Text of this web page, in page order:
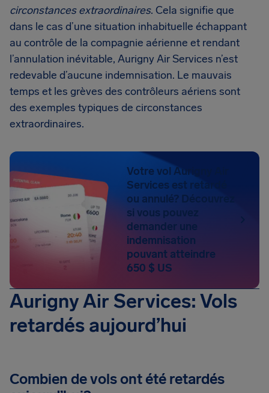
circonstances extraordinaires. Cela signifie que
dans le cas d’une situation inhabituelle échappant
au contrôle de la compagnie aérienne et rendant
l’annulation inévitable, Aurigny Air Services n’est
redevable d’aucune indemnisation. Le mauvais
temps et les grèves des contrôleurs aériens sont
des exemples typiques de circonstances
extraordinaires.
Votre vol Aurigny Air
Services est retardé
ou annulé? Découvrez
si vous pouvez
demander une
indemnisation
pouvant atteindre
650 $ US
Aurigny Air Services: Vols
retardés aujourd’hui
Combien de vols ont été retardés